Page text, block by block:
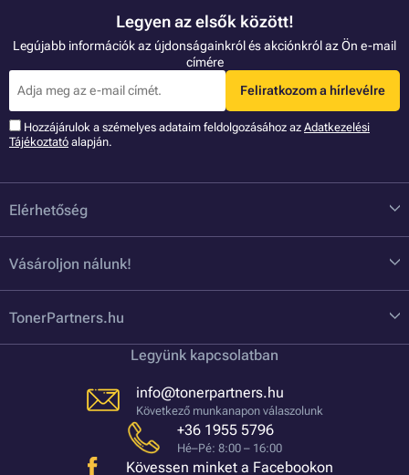
Legyen az elsők között!
Legújabb információk az újdonságainkról és akciónkról az Ön e-mail
címére
Feliratkozom a hírlevélre
Hozzájárulok a szémelyes adataim feldolgozásához az Adatkezelési
Tájékoztató alapján.
Elérhetőség
Vásároljon nálunk!
TonerPartners.hu
Legyünk kapcsolatban
info@tonerpartners.hu
Következő munkanapon válaszolunk
+36 1955 5796
Hé–Pé: 8:00 – 16:00
Kövessen minket a Facebookon